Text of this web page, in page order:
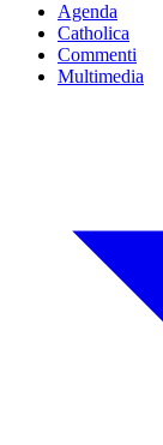
Agenda
Catholica
Commenti
Multimedia